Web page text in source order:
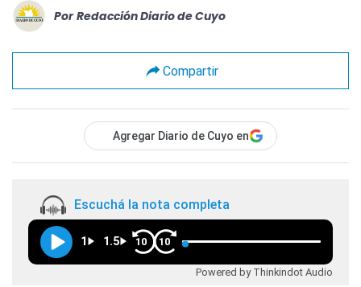
Por Redacción Diario de Cuyo
Compartir
Agregar Diario de Cuyo en
Escuchá la nota completa
1 1.5 10 10
Powered by Thinkindot Audio